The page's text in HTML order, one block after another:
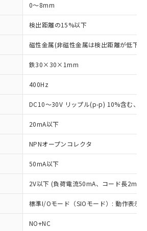
0～8mm
検出距離の15%以下
磁性金属(非磁性金属は検出距離が低下し
鉄30×30×1mm
400Hz
DC10～30V リップル(p-p) 10%含む、
20mA以下
NPNオープンコレクタ
50mA以下
2V以下 (負荷電流50mA、コード長2m時)
標準I/Oモード（SIOモード）: 動作表示
NO+NC